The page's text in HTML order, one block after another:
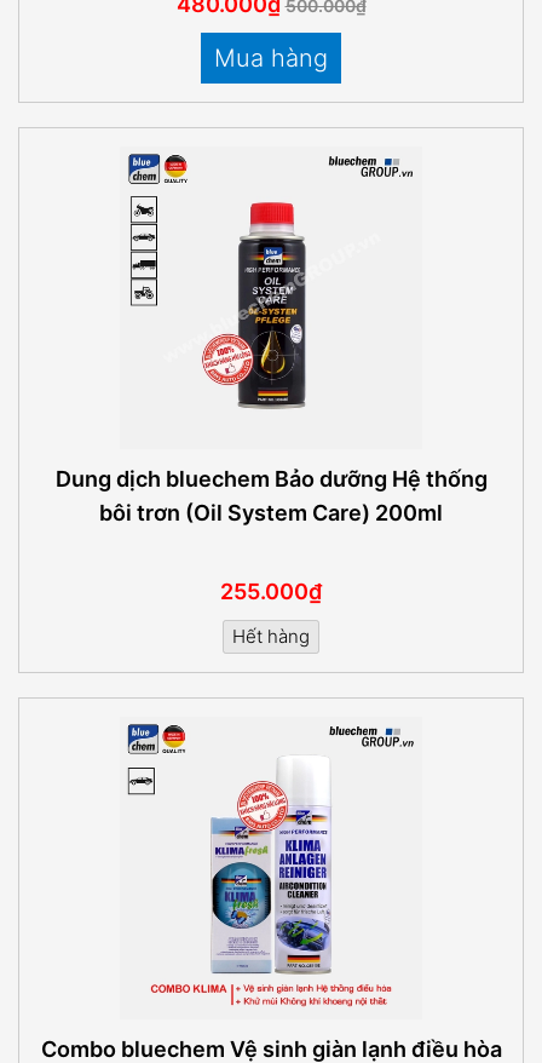
500.000₫
Mua hàng
Dung dịch bluechem Bảo dưỡng Hệ thống
bôi trơn (Oil System Care) 200ml
255.000₫
Hết hàng
Combo bluechem Vệ sinh giàn lạnh điều hòa